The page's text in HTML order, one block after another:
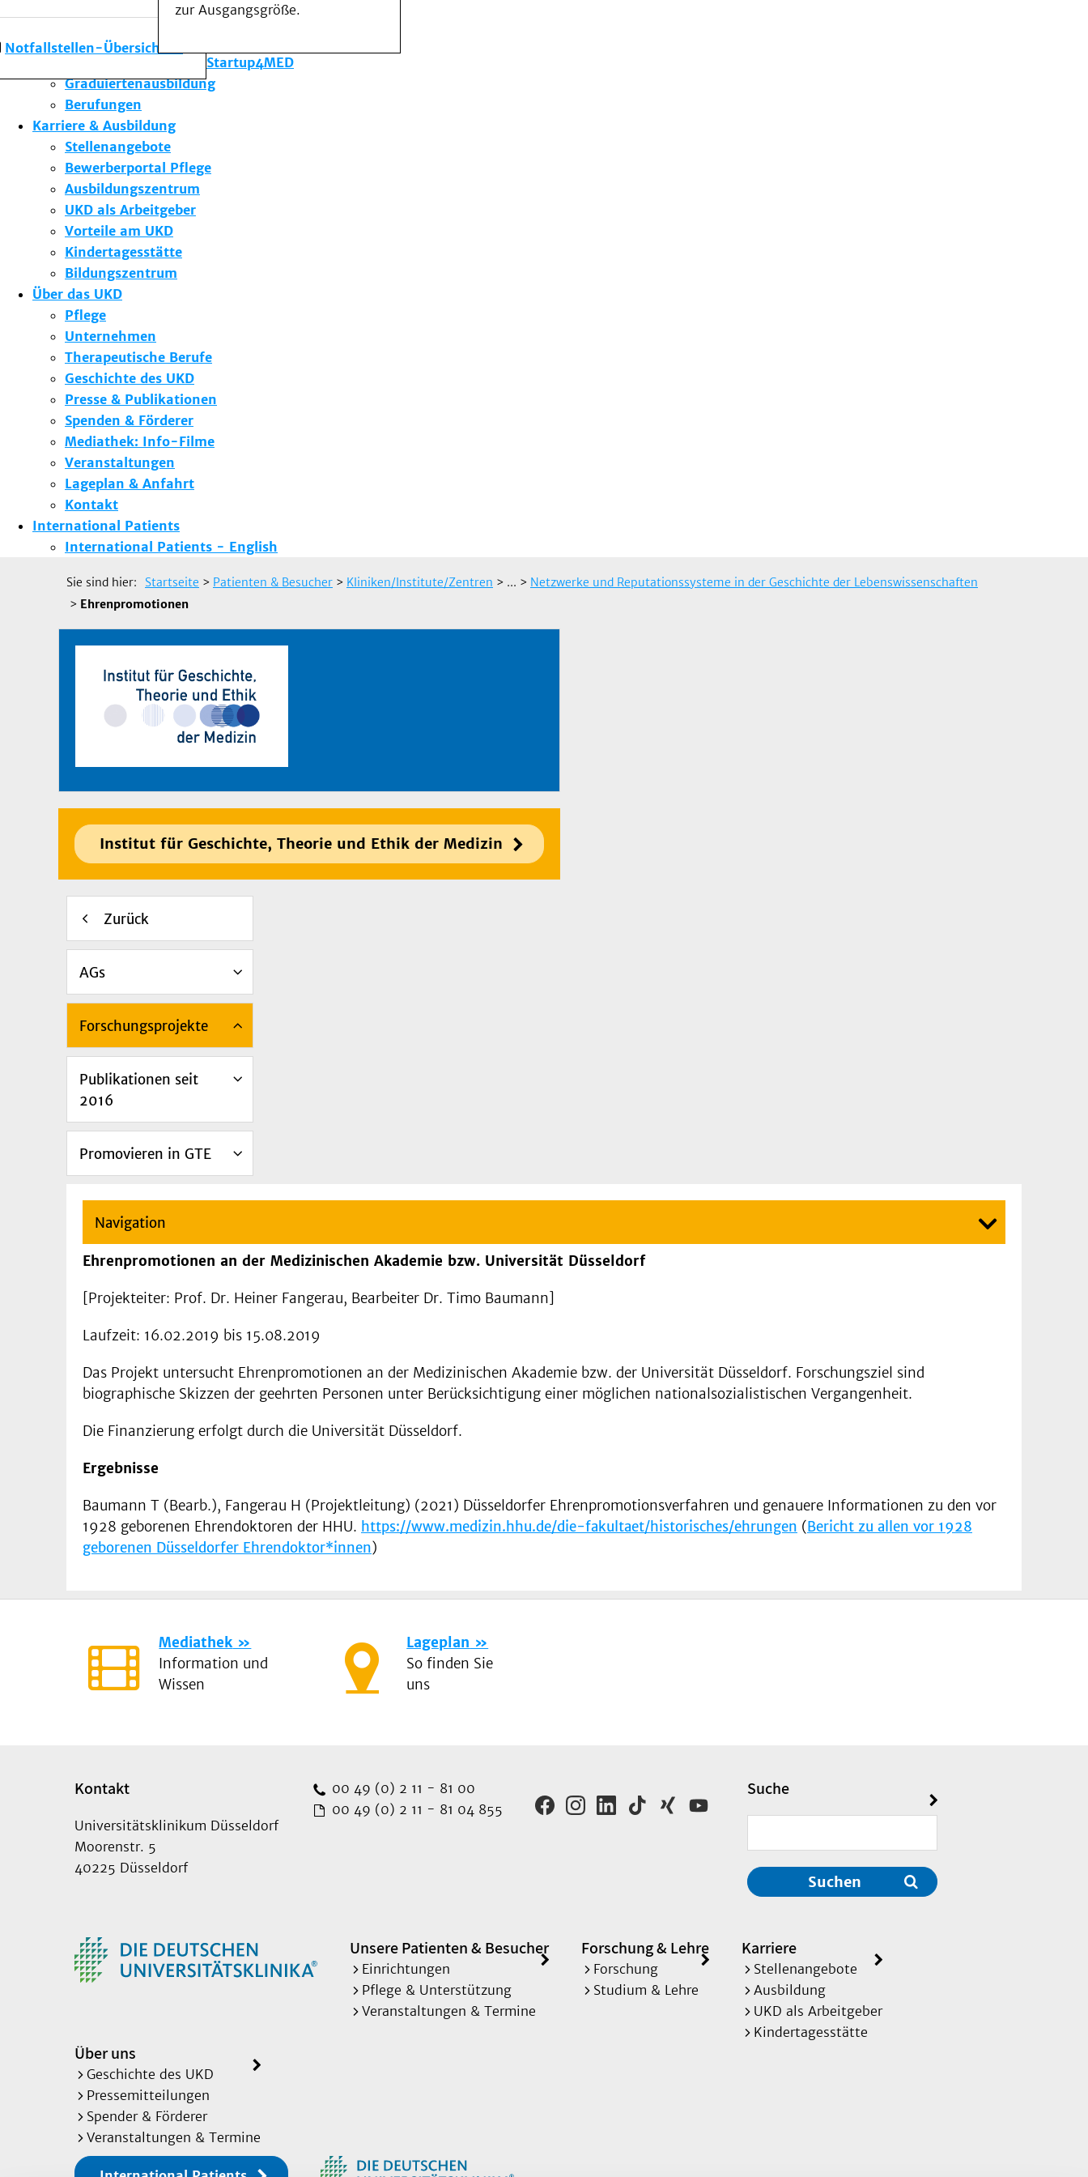
Notfallstellen-Übersicht
zur Ausgangsgröße.
Forschung am UKD
Studium & Lehre
Gründungsförderung Startup4MED
Graduiertenausbildung
Berufungen
Karriere & Ausbildung
Stellenangebote
Bewerberportal Pflege
Ausbildungszentrum
UKD als Arbeitgeber
Vorteile am UKD
Kindertagesstätte
Bildungszentrum
Über das UKD
Pflege
Unternehmen
Therapeutische Berufe
Geschichte des UKD
Presse & Publikationen
Spenden & Förderer
Mediathek: Info-Filme
Veranstaltungen
Lageplan & Anfahrt
Kontakt
International Patients
International Patients - English
Sie sind hier: Startseite > Patienten & Besucher > Kliniken/Institute/Zentren > ... > Netzwerke und Reputationssysteme in der Geschichte der Lebenswissenschaften
> Ehrenpromotionen
Institut für Geschichte, Theorie und Ethik der Medizin
Zurück
AGs
Forschungsprojekte
Publikationen seit
2016
Promovieren in GTE
Navigation
Ehrenpromotionen an der Medizinischen Akademie bzw. Universität Düsseldorf
[Projekteiter: Prof. Dr. Heiner Fangerau, Bearbeiter Dr. Timo Baumann]
Laufzeit: 16.02.2019 bis 15.08.2019
Das Projekt untersucht Ehrenpromotionen an der Medizinischen Akademie bzw. der Universität Düsseldorf. Forschungsziel sind
biographische Skizzen der geehrten Personen unter Berücksichtigung einer möglichen nationalsozialistischen Vergangenheit.
Die Finanzierung erfolgt durch die Universität Düsseldorf.
Ergebnisse
Baumann T (Bearb.), Fangerau H (Projektleitung) (2021) Düsseldorfer Ehrenpromotionsverfahren und genauere Informationen zu den vor
1928 geborenen Ehrendoktoren der HHU. https://www.medizin.hhu.de/die-fakultaet/historisches/ehrungen (Bericht zu allen vor 1928
geborenen Düsseldorfer Ehrendoktor*innen)
Mediathek
Information und
Wissen
Lageplan
So finden Sie
uns
Kontakt
Universitätsklinikum Düsseldorf
Moorenstr. 5
40225 Düsseldorf
00 49 (0) 2 11 - 81 00
00 49 (0) 2 11 - 81 04 855
Suche
Suchen
Unsere Patienten & Besucher
Einrichtungen
Pflege & Unterstützung
Veranstaltungen & Termine
Forschung & Lehre
Forschung
Studium & Lehre
Karriere
Stellenangebote
Ausbildung
UKD als Arbeitgeber
Kindertagesstätte
Über uns
Geschichte des UKD
Pressemitteilungen
Spender & Förderer
Veranstaltungen & Termine